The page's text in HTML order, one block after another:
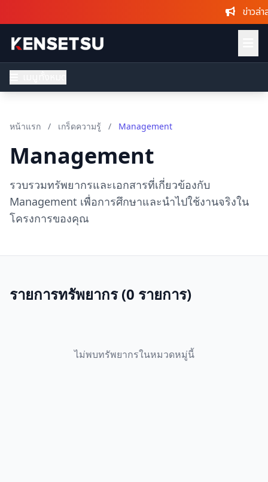
ข่าวล่าสุด
หน้าแรก / เกร็ดความรู้ / Management
Management
รวบรวมทรัพยากรและเอกสารที่เกี่ยวข้องกับ
Management เพื่อการศึกษาและนำไปใช้งานจริงใน
โครงการของคุณ
รายการทรัพยากร (0 รายการ)
ไม่พบทรัพยากรในหมวดหมู่นี้